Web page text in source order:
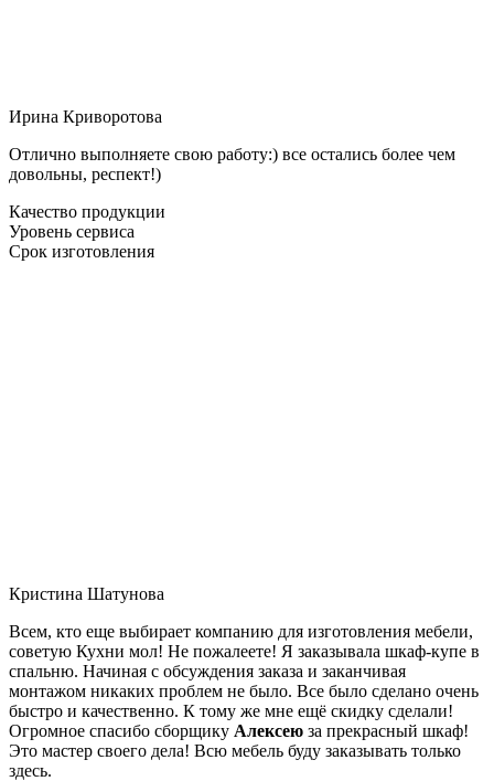
Ирина Криворотова
Отлично выполняете свою работу:) все остались более чем
довольны, респект!)
Качество продукции
Уровень сервиса
Срок изготовления
Кристина Шатунова
Всем, кто еще выбирает компанию для изготовления мебели,
советую Кухни мол! Не пожалеете! Я заказывала шкаф-купе в
спальню. Начиная с обсуждения заказа и заканчивая
монтажом никаких проблем не было. Все было сделано очень
быстро и качественно. К тому же мне ещё скидку сделали!
Огромное спасибо сборщику Алексею за прекрасный шкаф!
Это мастер своего дела! Всю мебель буду заказывать только
здесь.